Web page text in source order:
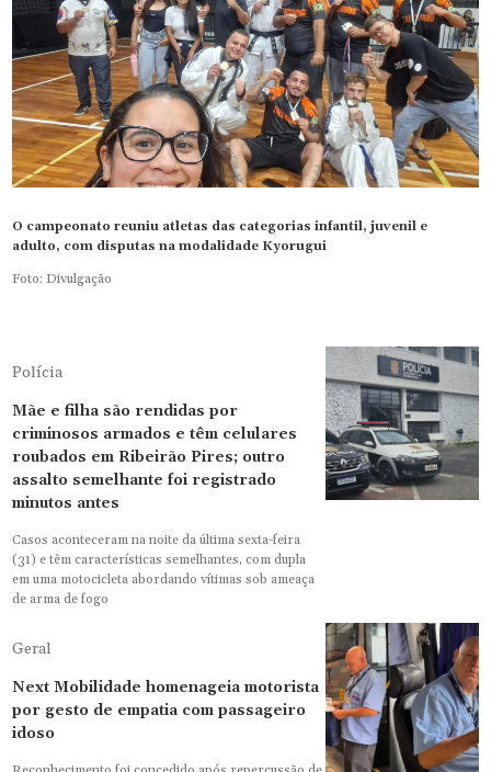
O campeonato reuniu atletas das categorias infantil, juvenil e
adulto, com disputas na modalidade Kyorugui
Foto: Divulgação
Polícia
Mãe e filha são rendidas por
criminosos armados e têm celulares
roubados em Ribeirão Pires; outro
assalto semelhante foi registrado
minutos antes
Casos aconteceram na noite da última sexta-feira
(31) e têm características semelhantes, com dupla
em uma motocicleta abordando vítimas sob ameaça
de arma de fogo
Geral
Next Mobilidade homenageia motorista
por gesto de empatia com passageiro
idoso